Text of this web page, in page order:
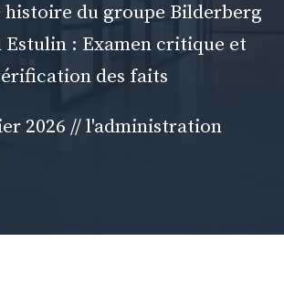
du groupe Bilderberg
Estulin : Examen critique et
des faits
2026 //l'administration